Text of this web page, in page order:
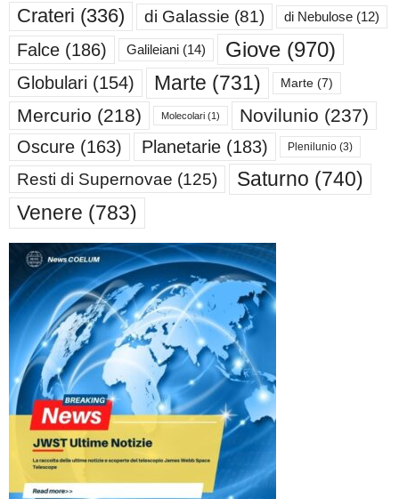
Crateri (336) di Galassie (81) di Nebulose (12)
Falce (186) Galileiani (14) Giove (970)
Globulari (154) Marte (731) Marte (7)
Mercurio (218) Molecolari (1) Novilunio (237)
Oscure (163) Planetarie (183) Plenilunio (3)
Resti di Supernovae (125) Saturno (740)
Venere (783)